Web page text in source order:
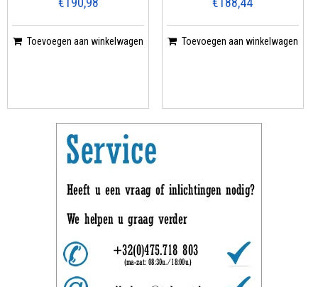
Toevoegen aan winkelwagen Toevoegen aan winkelwagen